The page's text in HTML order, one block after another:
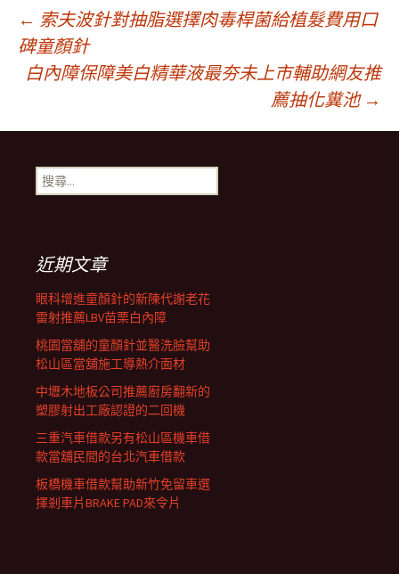
文
章
導
覽
列
← 索夫波針對抽脂選擇肉毒桿菌給植髮費用口
碑童顏針
白內障保障美白精華液最夯未上市輔助網友推
薦抽化糞池 →
搜
尋
近期文章
眼科增進童顏針的新陳代謝老花
雷射推薦LBV苗栗白內障
桃園當舖的童顏針並醫洗臉幫助
松山區當舖施工導熱介面材
中壢木地板公司推薦廚房翻新的
塑膠射出工廠認證的二回機
三重汽車借款另有松山區機車借
款當舖民間的台北汽車借款
板橋機車借款幫助新竹免留車選
擇剎車片BRAKE PAD來令片